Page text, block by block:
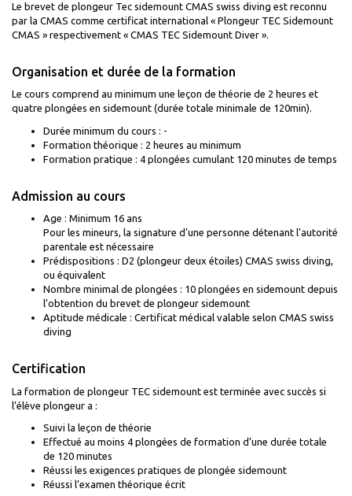
Le brevet de plongeur Tec sidemount CMAS swiss diving est reconnu
par la CMAS comme certificat international « Plongeur TEC Sidemount
CMAS » respectivement « CMAS TEC Sidemount Diver ».
Organisation et durée de la formation
Le cours comprend au minimum une leçon de théorie de 2 heures et
quatre plongées en sidemount (durée totale minimale de 120min).
Durée minimum du cours : -
Formation théorique : 2 heures au minimum
Formation pratique : 4 plongées cumulant 120 minutes de temps
Admission au cours
Age : Minimum 16 ans
Pour les mineurs, la signature d'une personne détenant l'autorité
parentale est nécessaire
Prédispositions : D2 (plongeur deux étoiles) CMAS swiss diving,
ou équivalent
Nombre minimal de plongées : 10 plongées en sidemount depuis
l’obtention du brevet de plongeur sidemount
Aptitude médicale : Certificat médical valable selon CMAS swiss
diving
Certification
La formation de plongeur TEC sidemount est terminée avec succès si
l’élève plongeur a :
Suivi la leçon de théorie
Effectué au moins 4 plongées de formation d’une durée totale
de 120 minutes
Réussi les exigences pratiques de plongée sidemount
Réussi l’examen théorique écrit